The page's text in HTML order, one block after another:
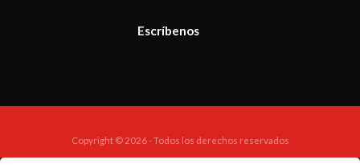
Escríbenos
Copyright © 2026 - Todos los derechos reservados